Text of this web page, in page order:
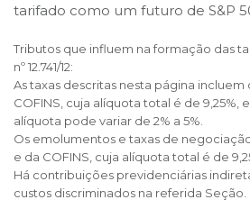
tarifado como um futuro de S&P
Tributos que influem na formação das
nº 12.741/12:
As taxas descritas nesta página incluem
COFINS, cuja alíquota total é de 9,25%,
alíquota pode variar de 2% a 5%.
Os emolumentos e taxas de
e da COFINS, cuja alíquota total é de
Há contribuições previdenciárias
custos discriminados na referida Seção.